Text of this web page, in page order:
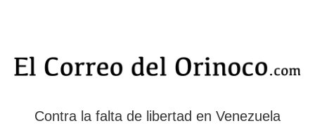
Contra la falta de libertad en Venezuela